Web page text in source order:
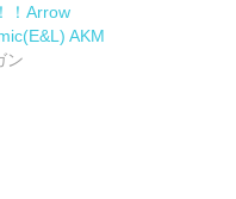
！Arrow
AKM
ン